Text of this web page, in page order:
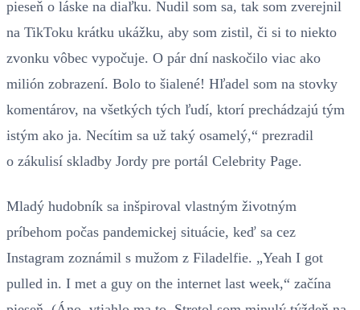
pieseň o láske na diaľku. Nudil som sa, tak som zverejnil
na TikToku krátku ukážku, aby som zistil, či si to niekto
zvonku vôbec vypočuje. O pár dní naskočilo viac ako
milión zobrazení. Bolo to šialené! Hľadel som na stovky
komentárov, na všetkých tých ľudí, ktorí prechádzajú tým
istým ako ja. Necítim sa už taký osamelý,“ prezradil
o zákulisí skladby Jordy pre portál Celebrity Page.
Mladý hudobník sa inšpiroval vlastným životným
príbehom počas pandemickej situácie, keď sa cez
Instagram zoznámil s mužom z Filadelfie. „Yeah I got
pulled in. I met a guy on the internet last week,“ začína